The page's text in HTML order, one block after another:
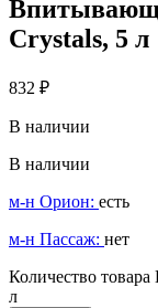
Crystals, 5 л
832 ₽
В наличии
В наличии
м-н Орион: есть
м-н Пассаж: нет
Количество
л